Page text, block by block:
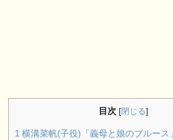
目次 [閉じる]
1 横溝菜帆(子役)「義母と娘のブルース